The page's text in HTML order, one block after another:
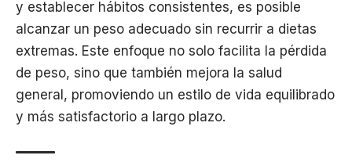
y establecer hábitos consistentes, es posible
alcanzar un peso adecuado sin recurrir a dietas
extremas. Este enfoque no solo facilita la pérdida
de peso, sino que también mejora la salud
general, promoviendo un estilo de vida equilibrado
y más satisfactorio a largo plazo.